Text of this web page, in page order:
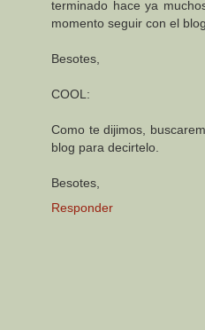
terminado hace ya
momento seguir con el blog.
Besotes,
COOL:
Como te dijimos,
blog para decirtelo.
Besotes,
Responder